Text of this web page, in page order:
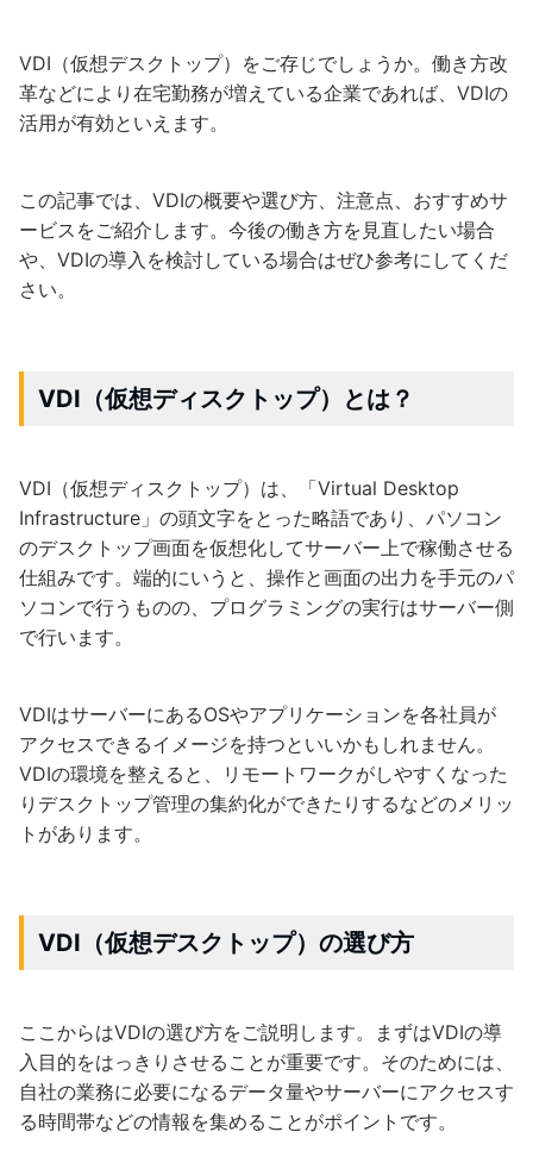
VDI（仮想デスクトップ）をご存じでしょうか。働き方改
革などにより在宅勤務が増えている企業であれば、VDIの
活用が有効といえます。
この記事では、VDIの概要や選び方、注意点、おすすめサ
ービスをご紹介します。今後の働き方を見直したい場合
や、VDIの導入を検討している場合はぜひ参考にしてくだ
さい。
VDI（仮想ディスクトップ）とは？
VDI（仮想ディスクトップ）は、「Virtual Desktop
Infrastructure」の頭文字をとった略語であり、パソコン
のデスクトップ画面を仮想化してサーバー上で稼働させる
仕組みです。端的にいうと、操作と画面の出力を手元のパ
ソコンで行うものの、プログラミングの実行はサーバー側
で行います。
VDIはサーバーにあるOSやアプリケーションを各社員が
アクセスできるイメージを持つといいかもしれません。
VDIの環境を整えると、リモートワークがしやすくなった
りデスクトップ管理の集約化ができたりするなどのメリッ
トがあります。
VDI（仮想デスクトップ）の選び方
ここからはVDIの選び方をご説明します。まずはVDIの導
入目的をはっきりさせることが重要です。そのためには、
自社の業務に必要になるデータ量やサーバーにアクセスす
る時間帯などの情報を集めることがポイントです。